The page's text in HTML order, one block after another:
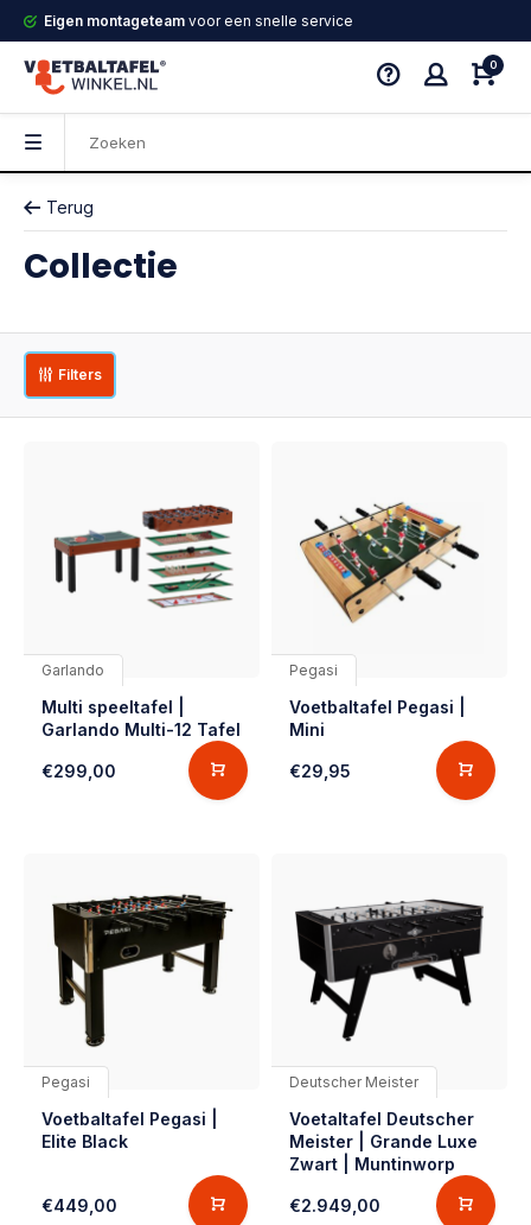
Eigen montageteam voor een snelle service
0
Terug
Collectie
Filters
Garlando
Multi speeltafel |
Garlando Multi-12 Tafel
€299,00
Pegasi
Voetbaltafel Pegasi |
Mini
€29,95
Pegasi
Voetbaltafel Pegasi |
Elite Black
€449,00
Deutscher Meister
Voetaltafel Deutscher
Meister | Grande Luxe
Zwart | Muntinworp
€2.949,00